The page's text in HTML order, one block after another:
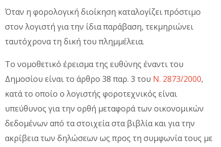
Όταν η φορολογική διοίκηση καταλογίζει πρόστιμο
στον λογιστή για την ίδια παράβαση, τεκμηριώνει
ταυτόχρονα τη δική του πλημμέλεια.
Το νομοθετικό έρεισμα της ευθύνης έναντι του
Δημοσίου είναι το άρθρο 38 παρ. 3 του Ν. 2873/2000,
κατά το οποίο ο λογιστής φοροτεχνικός είναι
υπεύθυνος για την ορθή μεταφορά των οικονομικών
δεδομένων από τα στοιχεία στα βιβλία και για την
ακρίβεια των δηλώσεων ως προς τη συμφωνία τους με